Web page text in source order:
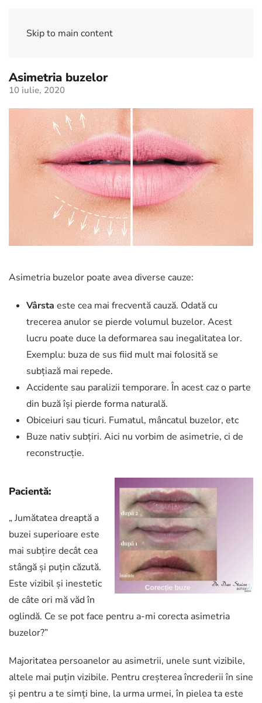
Skip to main content
Asimetria buzelor
10 iulie, 2020
Asimetria buzelor poate avea diverse cauze:
Vârsta este cea mai frecventă cauză. Odată cu
trecerea anulor se pierde volumul buzelor. Acest
lucru poate duce la deformarea sau inegalitatea lor.
Exemplu: buza de sus fiid mult mai folosită se
subțiază mai repede.
Accidente sau paralizii temporare. În acest caz o parte
din buză își pierde forma naturală.
Obiceiuri sau ticuri. Fumatul, mâncatul buzelor, etc
Buze nativ subțiri. Aici nu vorbim de asimetrie, ci de
reconstrucție.
Pacientă:
„ Jumătatea dreaptă a
buzei superioare este
mai subțire decât cea
stângă și puțin căzută.
Este vizibil și inestetic
de câte ori mă văd în
oglindă. Ce se pot face pentru a-mi corecta asimetria
buzelor?”
Majoritatea persoanelor au asimetrii, unele sunt vizibile,
altele mai puțin vizibile. Pentru creșterea încrederii în sine
și pentru a te simți bine, la urma urmei, în pielea ta este